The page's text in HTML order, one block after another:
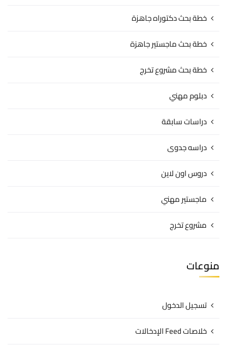
خطة بحث دكتوراه جاهزة
خطة بحث ماجستير جاهزة
خطة بحث مشروع تخرج
دبلوم مهني
دراسات سابقة
دراسه جدوى
دروس اون لاين
ماجستير مهني
مشروع تخرج
منوعات
تسجيل الدخول
خلاصات Feed الإدخالات